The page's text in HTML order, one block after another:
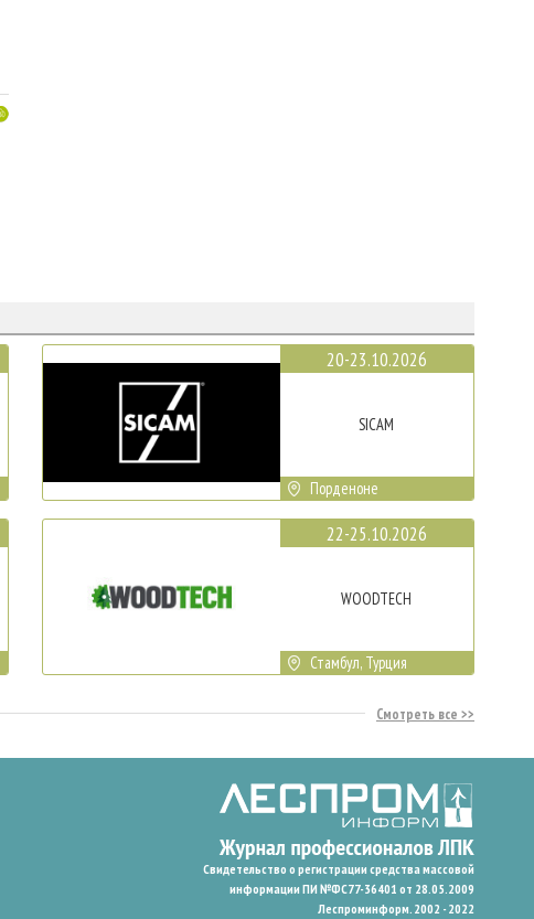
20-23.10.2026
SICAM
Порденоне
22-25.10.2026
WOODTECH
Стамбул, Турция
Смотреть все
Свидетельство о регистрации средства массовой
информации ПИ №ФС77-36401 от 28.05.2009
Леспроминформ. 2002 - 2022